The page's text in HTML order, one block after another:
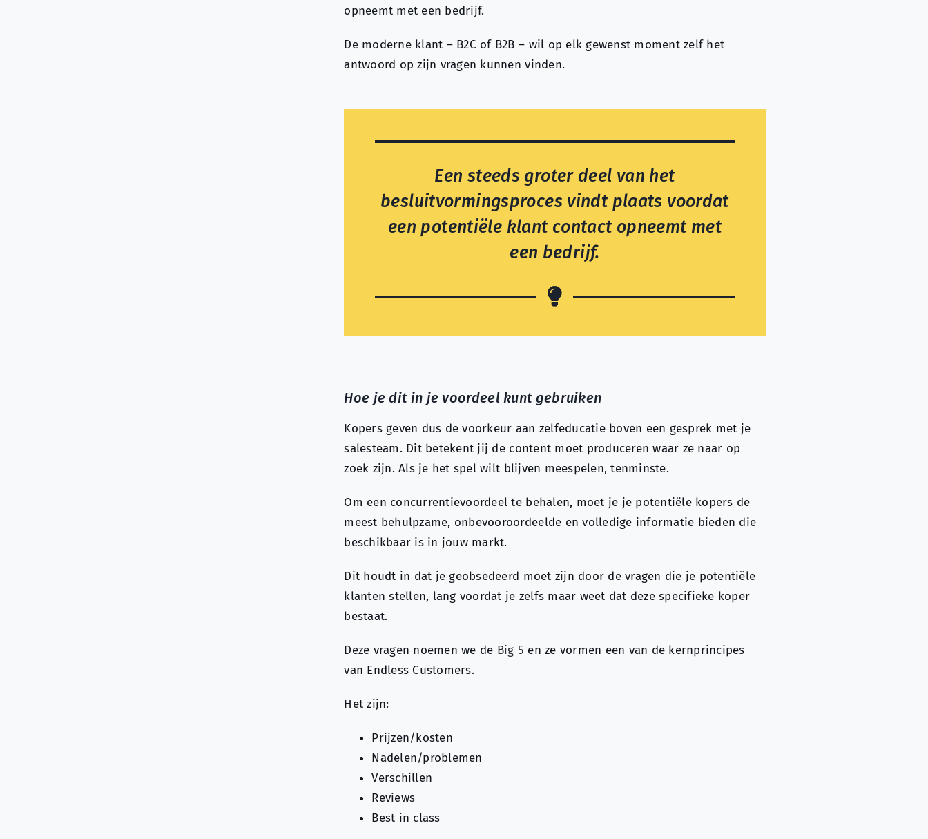
opneemt met een bedrijf.
De moderne klant – B2C of B2B – wil op elk gewenst moment zelf het
antwoord op zijn vragen kunnen vinden.
Een steeds groter deel van het
besluitvormingsproces vindt plaats voordat
een potentiële klant contact opneemt met
een bedrijf.
Hoe je dit in je voordeel kunt gebruiken
Kopers geven dus de voorkeur aan zelfeducatie boven een gesprek met je
salesteam. Dit betekent jij de content moet produceren waar ze naar op
zoek zijn. Als je het spel wilt blijven meespelen, tenminste.
Om een concurrentievoordeel te behalen, moet je je potentiële kopers de
meest behulpzame, onbevooroordeelde en volledige informatie bieden die
beschikbaar is in jouw markt.
Dit houdt in dat je geobsedeerd moet zijn door de vragen die je potentiële
klanten stellen, lang voordat je zelfs maar weet dat deze specifieke koper
bestaat.
Deze vragen noemen we de Big 5 en ze vormen een van de kernprincipes
van Endless Customers.
Het zijn:
Prijzen/kosten
Nadelen/problemen
Verschillen
Reviews
Best in class